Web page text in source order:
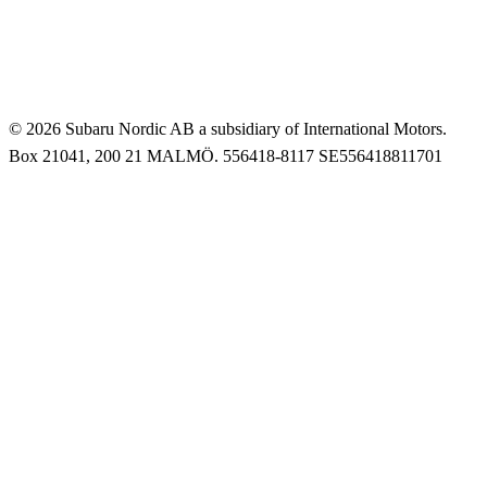
© 2026 Subaru Nordic AB a subsidiary of International Motors.
Box 21041, 200 21 MALMÖ. 556418-8117 SE556418811701